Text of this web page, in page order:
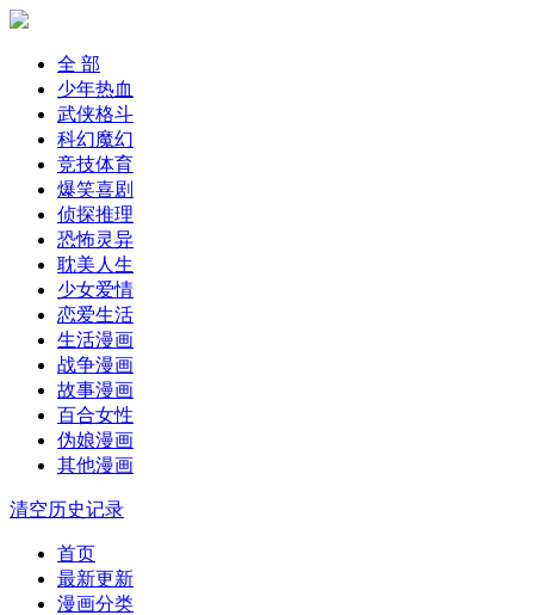
全 部
少年热血
武侠格斗
科幻魔幻
竞技体育
爆笑喜剧
侦探推理
恐怖灵异
耽美人生
少女爱情
恋爱生活
生活漫画
战争漫画
故事漫画
百合女性
伪娘漫画
其他漫画
清空历史记录
首页
最新更新
漫画分类